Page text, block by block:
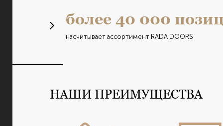
более 40 000
насчитывает ассортимент RADA DOORS
НАШИ ПРЕИМУЩЕСТВА